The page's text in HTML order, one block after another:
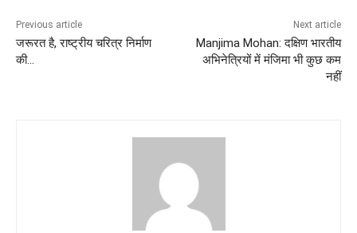
Previous article
जरूरत है, राष्ट्रीय चरित्र निर्माण
की…
Next article
Manjima Mohan: दक्षिण भारतीय
अभिनेत्रियों में मंजिमा भी कुछ कम
नहीं